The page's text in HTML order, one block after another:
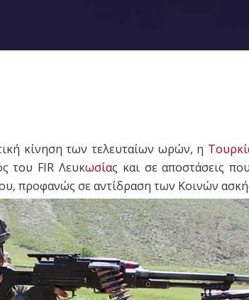
κίνηση των τελευταίων ωρών, η
του FIR Λευκωσίας και σε αποστάσεις
προφανώς σε αντίδραση των Κοινών